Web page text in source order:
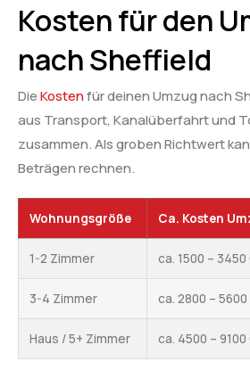
Kosten für den
nach Sheffield
DieKostenfür deinen Umzug nach
aus Transport, Kanalüberfahrt und
zusammen. Als groben Richtwert
Beträgen rechnen.
Wohnungsgröße Ca. Kosten
1-2 Zimmer ca. 1500 – 3450
3-4 Zimmer ca. 2800 –
Haus / 5+ Zimmer ca. 4500 – 9100